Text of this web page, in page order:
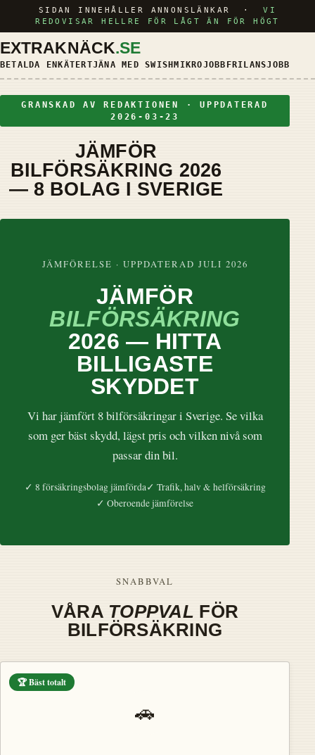
SIDAN INNEHÅLLER ANNONSLÄNKAR ·VI
REDOVISAR HELLRE FÖR LÅGT ÄN FÖR HÖGT
EXTRAKNÄCK.SE
BETALDA ENKÄTERTJÄNA MED SWISHMIKROJOBB FRILANSJOBB
GRANSKAD AV REDAKTIONEN · UPPDATERAD
2026-03-23
JÄMFÖR
BILFÖRSÄKRING 2026
— 8 BOLAG I SVERIGE
JÄMFÖRELSE · UPPDATERAD JULI 2026
JÄMFÖR
BILFÖRSÄKRING
2026 — HITTA
BILLIGASTE
SKYDDET
Vi har jämfört 8 bilförsäkringar i Sverige. Se vilka
som ger bäst skydd, lägst pris och vilken nivå som
passar din bil.
✓ 8 försäkringsbolag jämförda✓ Trafik, halv & helförsäkring
✓ Oberoende jämförelse
SNABBVAL
VÅRA TOPPVAL FÖR
BILFÖRSÄKRING
🏆 Bäst totalt
🚗